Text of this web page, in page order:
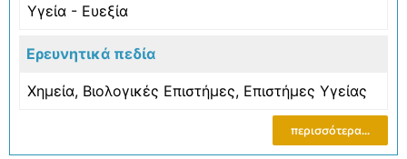
Υγεία - Ευεξία
Ερευνητικά πεδία
Χημεία, Βιολογικές Επιστήμες, Επιστήμες Υγείας
περισσότερα...